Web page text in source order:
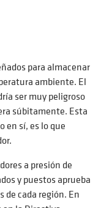
para almacenar
ambiente. El
ser muy peligroso
súbitamente. Esta
en sí, es lo que
a presión de
y puestos aprueba
de cada región. En